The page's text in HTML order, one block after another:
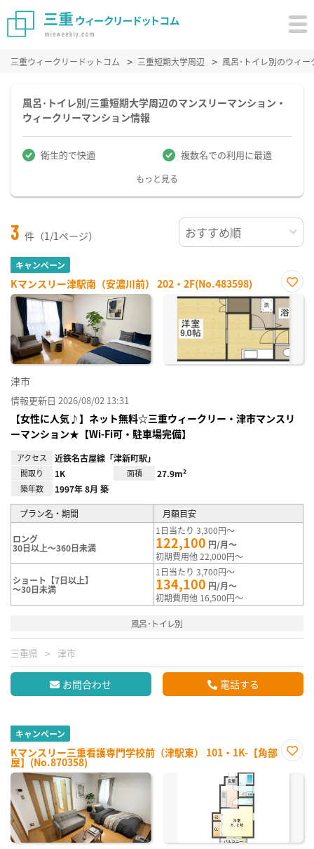
三重ウィークリードットコム 三重短期大学周辺 風呂･トイレ別のウィ
風呂･トイレ別/三重短期大学周辺のマンスリーマンション・
ウィークリーマンション情報
衛生的で快適 複数名での利用に最適
もっと見る
3 件（1/1ページ）
キャンペーン
Kマンスリー津駅南（安濃川前） 202・2F(No.483598)
お気
に入
り登
録
津市
情報更新日 2026/08/02 13:31
【女性に人気♪】ネット無料☆三重ウィークリー・津市マンスリ
ーマンション★【Wi-Fi可・駐車場完備】
アクセス 近鉄名古屋線「津新町駅」
間取り 1K 面積 27.9m²
築年数 1997年 8月 築
プラン名・期間 月額目安
ロング
30日以上～360日未満
1日当たり 3,300円～
122,100 円/月～
初期費用他 22,000円～
ショート【7日以上】
～30日未満
1日当たり 3,700円～
134,100 円/月～
初期費用他 16,500円～
風呂･トイレ別
三重県 津市
お問合わせ 電話する
キャンペーン
Kマンスリー三重看護専門学校前（津駅東） 101・1K-【角部
屋】(No.870358)
に入